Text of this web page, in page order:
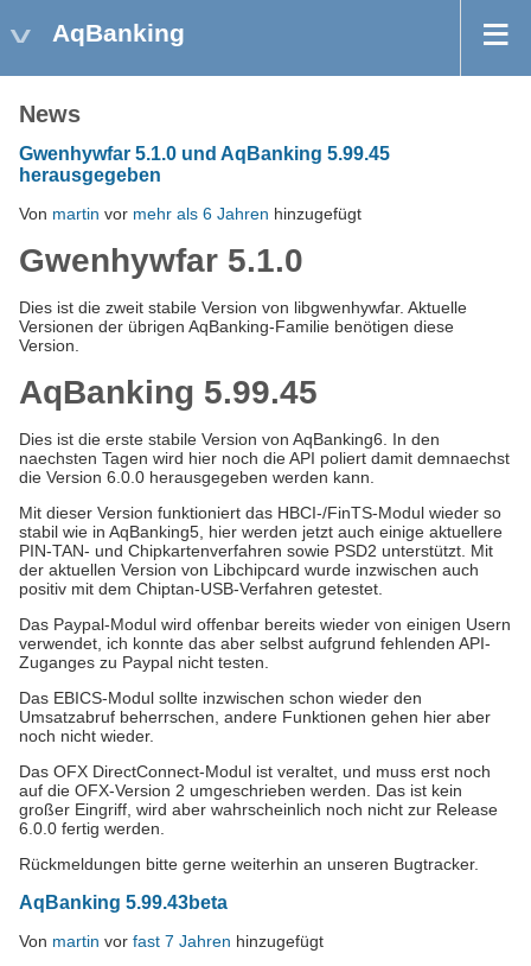
AqBanking
News
Gwenhywfar 5.1.0 und AqBanking 5.99.45
herausgegeben
Von martin vor mehr als 6 Jahren hinzugefügt
Gwenhywfar 5.1.0
Dies ist die zweit stabile Version von libgwenhywfar. Aktuelle
Versionen der übrigen AqBanking-Familie benötigen diese
Version.
AqBanking 5.99.45
Dies ist die erste stabile Version von AqBanking6. In den
naechsten Tagen wird hier noch die API poliert damit demnaechst
die Version 6.0.0 herausgegeben werden kann.
Mit dieser Version funktioniert das HBCI-/FinTS-Modul wieder so
stabil wie in AqBanking5, hier werden jetzt auch einige aktuellere
PIN-TAN- und Chipkartenverfahren sowie PSD2 unterstützt. Mit
der aktuellen Version von Libchipcard wurde inzwischen auch
positiv mit dem Chiptan-USB-Verfahren getestet.
Das Paypal-Modul wird offenbar bereits wieder von einigen Usern
verwendet, ich konnte das aber selbst aufgrund fehlenden API-
Zuganges zu Paypal nicht testen.
Das EBICS-Modul sollte inzwischen schon wieder den
Umsatzabruf beherrschen, andere Funktionen gehen hier aber
noch nicht wieder.
Das OFX DirectConnect-Modul ist veraltet, und muss erst noch
auf die OFX-Version 2 umgeschrieben werden. Das ist kein
großer Eingriff, wird aber wahrscheinlich noch nicht zur Release
6.0.0 fertig werden.
Rückmeldungen bitte gerne weiterhin an unseren Bugtracker.
AqBanking 5.99.43beta
Von martin vor fast 7 Jahren hinzugefügt